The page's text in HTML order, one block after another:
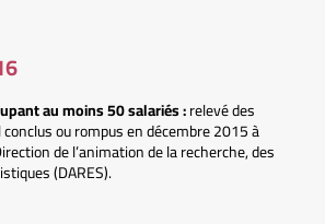
au moins 50 salariés :relevé des
ou rompus en décembre 2015 à
de l’animation de la recherche, des
(DARES).